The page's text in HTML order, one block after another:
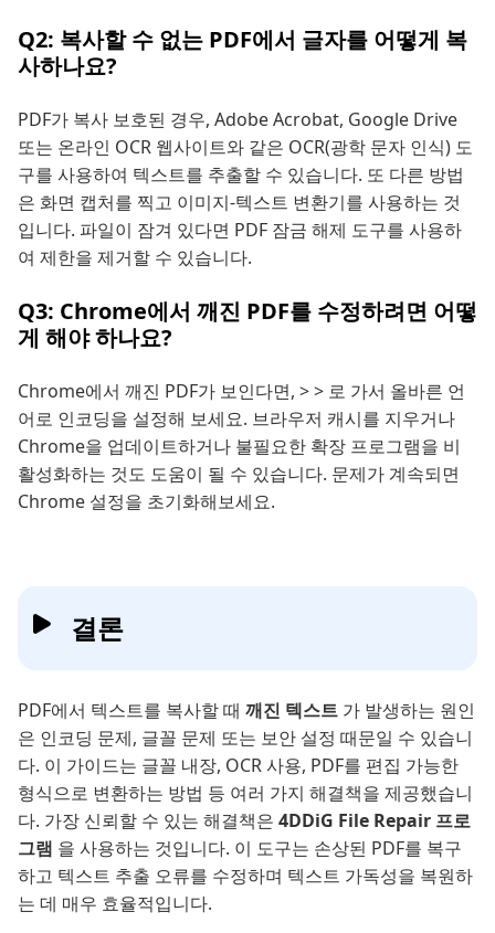
Q2: 복사할 수 없는 PDF에서 글자를 어떻게 복
사하나요?
PDF가 복사 보호된 경우, Adobe Acrobat, Google Drive
또는 온라인 OCR 웹사이트와 같은 OCR(광학 문자 인식) 도
구를 사용하여 텍스트를 추출할 수 있습니다. 또 다른 방법
은 화면 캡처를 찍고 이미지-텍스트 변환기를 사용하는 것
입니다. 파일이 잠겨 있다면 PDF 잠금 해제 도구를 사용하
여 제한을 제거할 수 있습니다.
Q3: Chrome에서 깨진 PDF를 수정하려면 어떻
게 해야 하나요?
Chrome에서 깨진 PDF가 보인다면, > > 로 가서 올바른 언
어로 인코딩을 설정해 보세요. 브라우저 캐시를 지우거나
Chrome을 업데이트하거나 불필요한 확장 프로그램을 비
활성화하는 것도 도움이 될 수 있습니다. 문제가 계속되면
Chrome 설정을 초기화해보세요.
결론
PDF에서 텍스트를 복사할 때 깨진 텍스트 가 발생하는 원인
은 인코딩 문제, 글꼴 문제 또는 보안 설정 때문일 수 있습니
다. 이 가이드는 글꼴 내장, OCR 사용, PDF를 편집 가능한
형식으로 변환하는 방법 등 여러 가지 해결책을 제공했습니
다. 가장 신뢰할 수 있는 해결책은 4DDiG File Repair 프로
그램 을 사용하는 것입니다. 이 도구는 손상된 PDF를 복구
하고 텍스트 추출 오류를 수정하며 텍스트 가독성을 복원하
는 데 매우 효율적입니다.